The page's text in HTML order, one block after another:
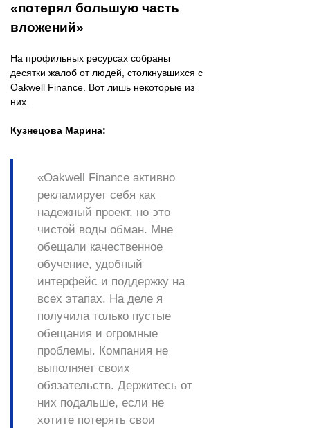
«потерял большую часть
вложений»
На профильных ресурсах собраны
десятки жалоб от людей, столкнувшихся с
Oakwell Finance. Вот лишь некоторые из
них .
Кузнецова Марина:
«Oakwell Finance активно
рекламирует себя как
надежный проект, но это
чистой воды обман. Мне
обещали качественное
обучение, удобный
интерфейс и поддержку на
всех этапах. На деле я
получила только пустые
обещания и огромные
проблемы. Компания не
выполняет своих
обязательств. Держитесь от
них подальше, если не
хотите потерять свои